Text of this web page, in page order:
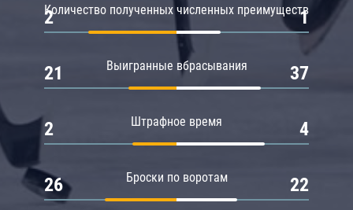
Количество полученных численных преимуществ
2 1
Выигранные вбрасывания
21 37
Штрафное время
2 4
Броски по воротам
26 22